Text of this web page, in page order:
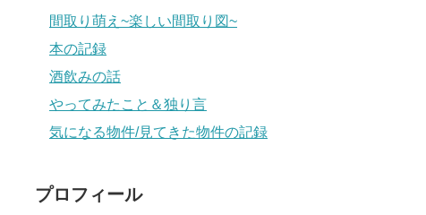
間取り萌え~楽しい間取り図~
本の記録
酒飲みの話
やってみたこと＆独り言
気になる物件/見てきた物件の記録
プロフィール